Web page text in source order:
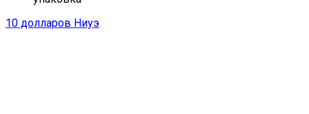
10 долларов Ниуэ